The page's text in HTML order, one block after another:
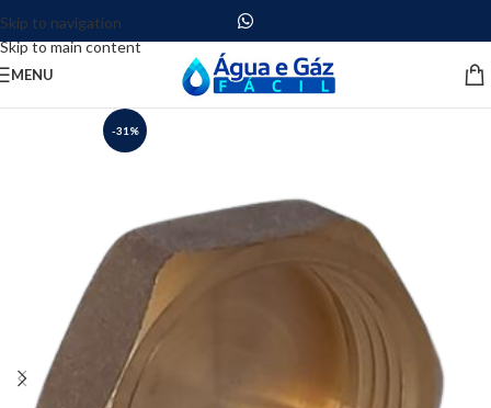
Skip to navigation
Skip to main content
MENU
-31%